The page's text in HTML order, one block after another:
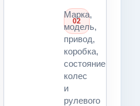
02
Марка,
модель,
привод,
коробка,
состояние
колес
и
рулевого